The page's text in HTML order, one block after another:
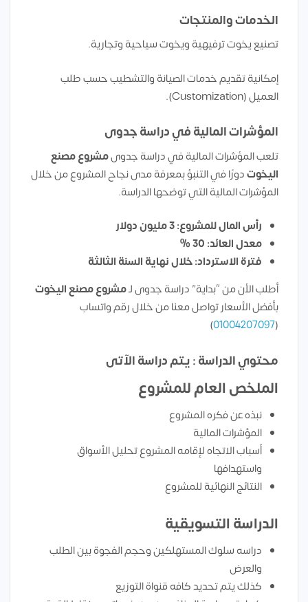
الخدمات والمنتجات
تصنيع يخوت ترفيهية ويخوت سياحية وتجارية.
إمكانية تقديم خدمات الصيانة والتشطيب حسب طلب
العميل (Customization).
المؤشرات المالية في دراسة جدوى
تلعب المؤشرات المالية في دراسة جدوىمشروع مصنع
اليخوتدورًا في التنبؤ بمعرفة مدى نجاح المشروع من خلال
المؤشرات المالية التي توضحها الدراسة.
رأس المال للمشروع: 3 مليون دولار
معدل العائد: 30 %
فترة الاسترداد: خلال نهاية السنة الثالثة
أطلب الأن من “بداية” دراسة جدوى لـمشروع مصنع اليخوت
بأفضل الأسعار تواصل معنا من خلال رقم واتساب
(
01004207097
)
محتوي الدراسة : يتم دراسة الآتى
الملخص العام للمشروع
نبذه عن فكره المشروع
المؤشرات المالية
أسباب الاتجاه لإقامه المشروع تحليل الأسواق
واستهدافها
النتائج النهائية للمشروع
الدراسة التسويقية
دراسه سلوك المستهلكين وحجم الفجوة بين الطلب
والعرض
كذلك يتم تحديد كافه قنواة التوزيع